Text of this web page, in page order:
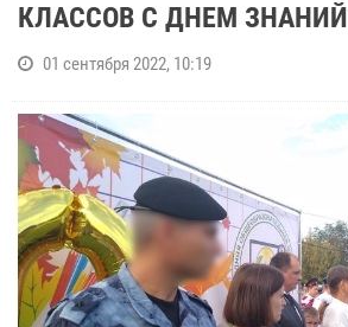
КЛАССОВ С ДНЕМ ЗНАНИЙ
01 сентября 2022, 10:19